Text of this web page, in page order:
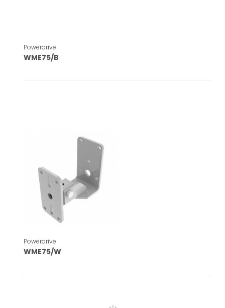
Powerdrive
WME75/B
Powerdrive
WME75/W